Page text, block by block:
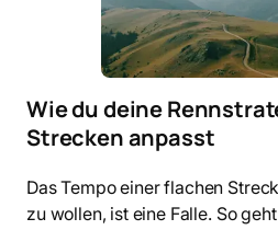
Wie du deine
Strecken anpasst
Das Tempo einer flachen
zu wollen, ist eine Falle. So